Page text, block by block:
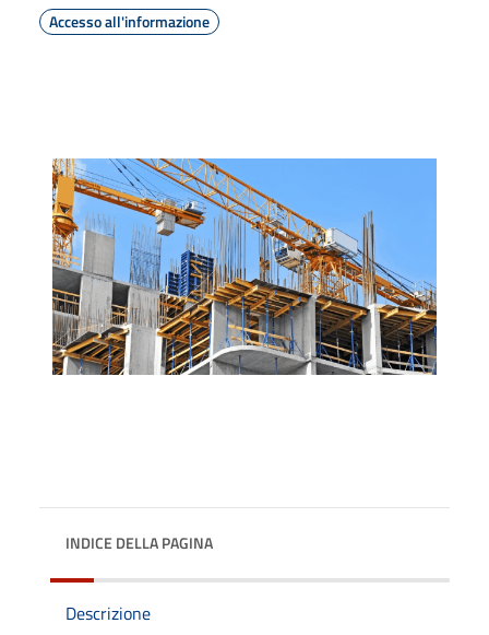
Accesso all'informazione
INDICE DELLA PAGINA
Descrizione